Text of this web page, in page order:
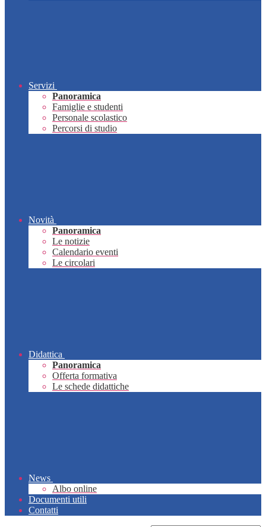
Servizi
Panoramica
Famiglie e studenti
Personale scolastico
Percorsi di studio
Novità
Panoramica
Le notizie
Calendario eventi
Le circolari
Didattica
Panoramica
Offerta formativa
Le schede didattiche
News
Albo online
Documenti utili
Contatti